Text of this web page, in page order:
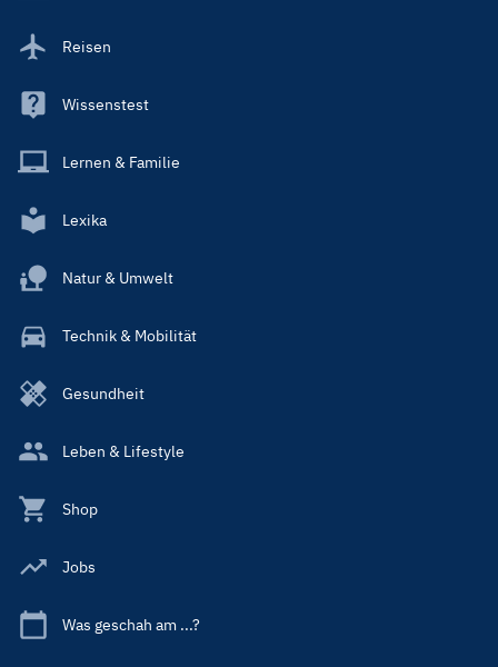
Reisen
Wissenstest
Lernen & Familie
Lexika
Natur & Umwelt
Technik & Mobilität
Gesundheit
Leben & Lifestyle
Shop
Jobs
Was geschah am ...?